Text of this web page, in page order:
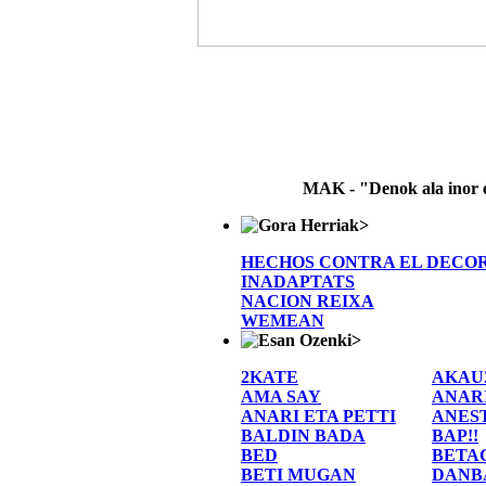
MAK - "Denok ala inor
>
HECHOS CONTRA EL
INADAPTATS
NACION REIXA
WEMEAN
>
2KATE
AMA SAY
ANARI ETA PETTI
BALDIN BADA
BAP!!
BED
BETI MUGAN